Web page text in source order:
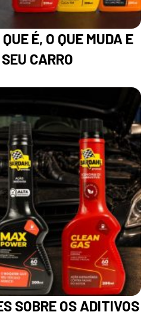
É, O QUE MUDA E
CARRO
SOBRE OS ADITIVOS